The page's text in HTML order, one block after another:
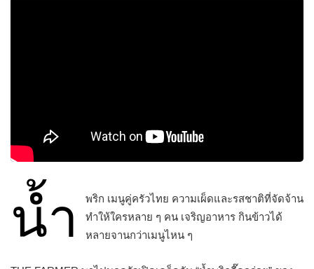
น้ำ
พริก เมนูคู่ครัวไทย ความเผ็ดและรสชาติที่จัดจ้าน
ทำให้ใครหลาย ๆ คน เจริญอาหาร กินข้าวได้
หลายจานกว่าเมนูไหน ๆ